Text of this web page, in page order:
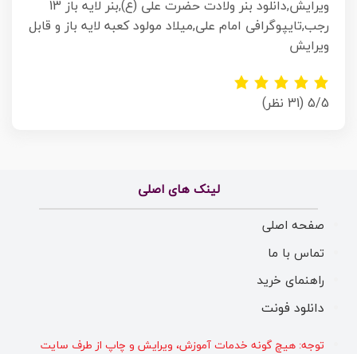
ویرایش,دانلود بنر ولادت حضرت علی (ع),بنر لایه باز 13
رجب,تایپوگرافی امام علی,میلاد مولود کعبه لایه باز و قابل
ویرایش
5/5 (31 نظر)
لینک های اصلی
صفحه اصلی
تماس با ما
راهنمای خرید
دانلود فونت
توجه: هیچ گونه خدمات آموزش، ویرایش و چاپ از طرف سایت